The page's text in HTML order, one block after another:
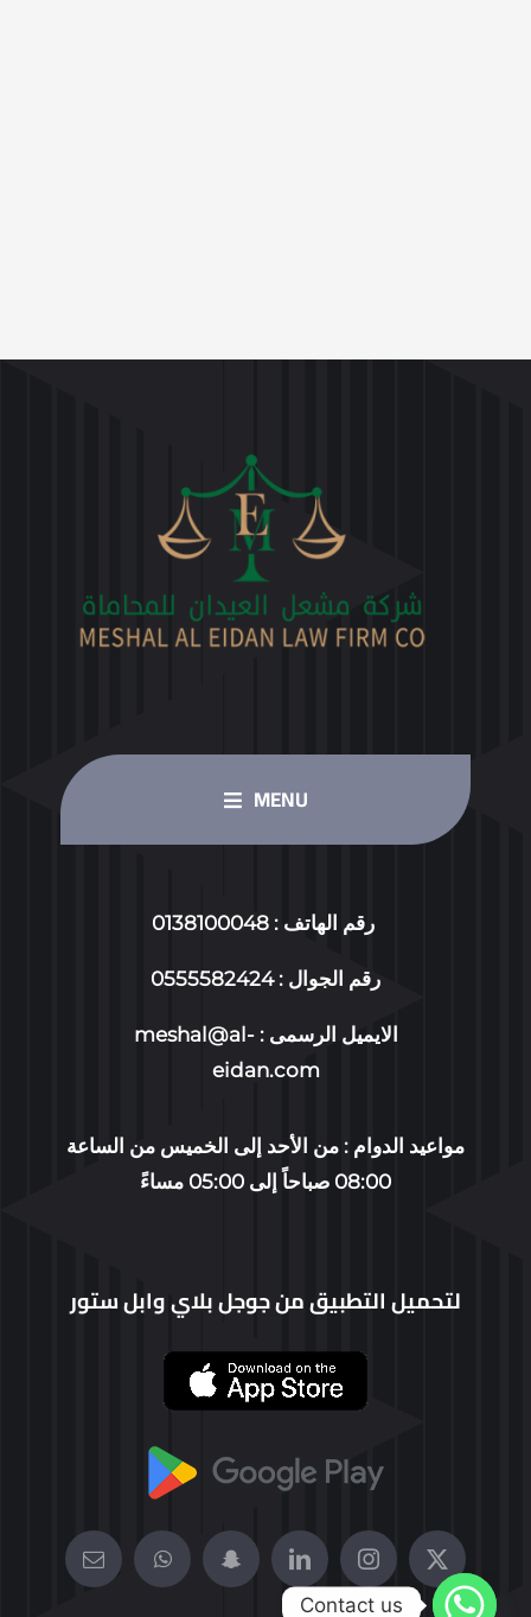
MENU
ABOUT US
CONTACT US
العربية
رقم الهاتف : 0138100048
رقم الجوال : 0555582424
الايميل الرسمى :meshal@al-
eidan.com
مواعيد الدوام : من الأحد إلى الخميس من الساعة
08:00 صباحاً إلى 05:00 مساءً
لتحميل التطبيق من جوجل بلاي وابل ستور
Contact us